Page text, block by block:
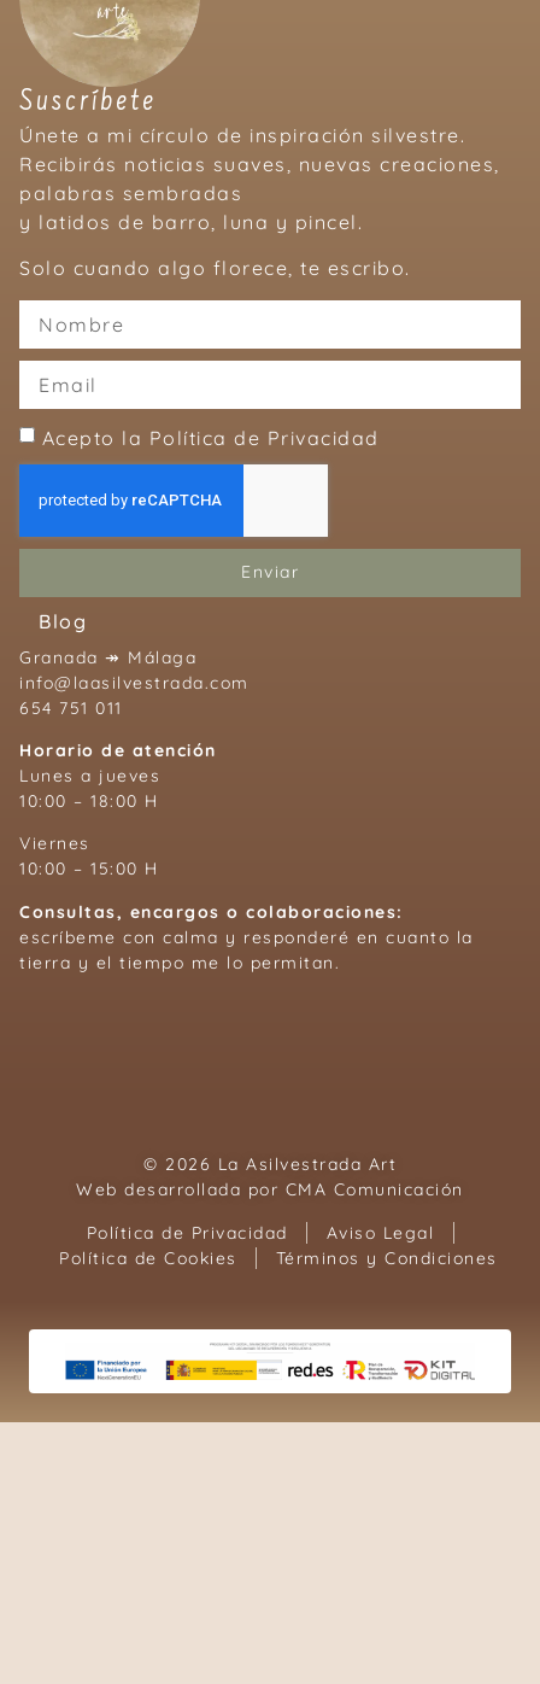
Suscríbete
Únete a mi círculo de inspiración silvestre.
Recibirás noticias suaves, nuevas creaciones,
palabras sembradas
y latidos de barro, luna y pincel.
Solo cuando algo florece, te escribo.
Acepto la Política de Privacidad
Enviar
Blog
Granada ↠ Málaga
info@laasilvestrada.com
654 751 011
Horario de atención
Lunes a jueves
10:00 – 18:00 H
Viernes
10:00 – 15:00 H
Consultas, encargos o colaboraciones:
escríbeme con calma y responderé en cuanto la
tierra y el tiempo me lo permitan.
© 2026 La Asilvestrada Art
Web desarrollada por CMA Comunicación
Política de Privacidad
Aviso Legal
Política de Cookies
Términos y Condiciones